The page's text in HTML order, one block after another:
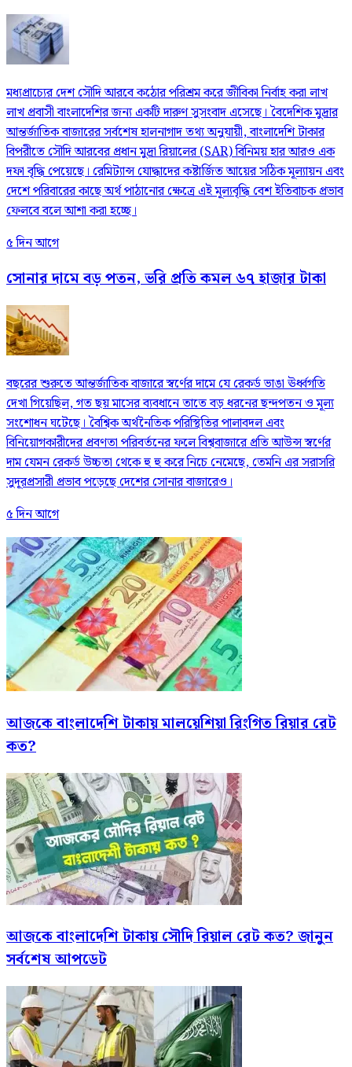
মধ্যপ্রাচ্যের দেশ সৌদি আরবে কঠোর পরিশ্রম করে জীবিকা নির্বাহ করা লাখ
লাখ প্রবাসী বাংলাদেশির জন্য একটি দারুণ সুসংবাদ এসেছে। বৈদেশিক মুদ্রার
আন্তর্জাতিক বাজারের সর্বশেষ হালনাগাদ তথ্য অনুযায়ী, বাংলাদেশি টাকার
বিপরীতে সৌদি আরবের প্রধান মুদ্রা রিয়ালের (SAR) বিনিময় হার আরও এক
দফা বৃদ্ধি পেয়েছে। রেমিট্যান্স যোদ্ধাদের কষ্টার্জিত আয়ের সঠিক মূল্যায়ন এবং
দেশে পরিবারের কাছে অর্থ পাঠানোর ক্ষেত্রে এই মূল্যবৃদ্ধি বেশ ইতিবাচক প্রভাব
ফেলবে বলে আশা করা হচ্ছে।
৫ দিন আগে
সোনার দামে বড় পতন, ভরি প্রতি কমল ৬৭ হাজার টাকা
বছরের শুরুতে আন্তর্জাতিক বাজারে স্বর্ণের দামে যে রেকর্ড ভাঙা ঊর্ধ্বগতি
দেখা গিয়েছিল, গত ছয় মাসের ব্যবধানে তাতে বড় ধরনের ছন্দপতন ও মূল্য
সংশোধন ঘটেছে। বৈশ্বিক অর্থনৈতিক পরিস্থিতির পালাবদল এবং
বিনিয়োগকারীদের প্রবণতা পরিবর্তনের ফলে বিশ্ববাজারে প্রতি আউন্স স্বর্ণের
দাম যেমন রেকর্ড উচ্চতা থেকে হু হু করে নিচে নেমেছে, তেমনি এর সরাসরি
সুদূরপ্রসারী প্রভাব পড়েছে দেশের সোনার বাজারেও।
৫ দিন আগে
আজকে বাংলাদেশি টাকায় মালয়েশিয়া রিংগিত রিয়ার রেট
কত?
আজকে বাংলাদেশি টাকায় সৌদি রিয়াল রেট কত? জানুন
সর্বশেষ আপডেট